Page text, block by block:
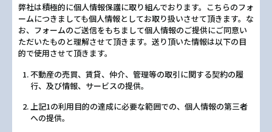
弊社は積極的に個人情報保護に取り組んでおります。こちらのフォ
ームにつきましても個人情報としてお取り扱いさせて頂きます。な
お、フォームのご送信をもちまして個人情報のご提供にご同意い
ただいたものと理解させて頂きます。送り頂いた情報は以下の目
的で使用させて頂きます。
不動産の売買、賃貸、仲介、管理等の取引に関する契約の履
行、及び情報、サービスの提供。
上記1の利用目的の達成に必要な範囲での、個人情報の第三者
への提供。